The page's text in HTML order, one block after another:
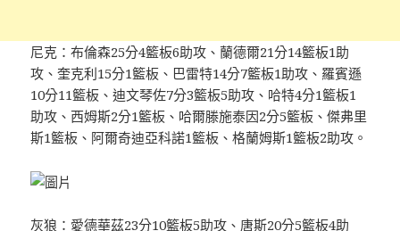
尼克：布倫森25分4籃板6助攻、蘭德爾21分14籃板1助
攻、奎克利15分1籃板、巴雷特14分7籃板1助攻、羅賓遜
10分11籃板、迪文琴佐7分3籃板5助攻、哈特4分1籃板1
助攻、西姆斯2分1籃板、哈爾滕施泰因2分5籃板、傑弗里
斯1籃板、阿爾奇迪亞科諾1籃板、格蘭姆斯1籃板2助攻。
灰狼：愛德華茲23分10籃板5助攻、唐斯20分5籃板4助